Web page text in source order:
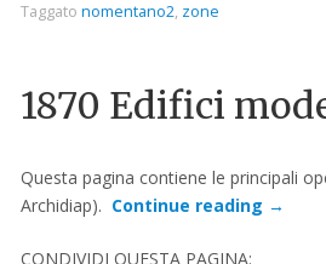
Taggato nomentano2, zone
1870 Edifici
Questa pagina contiene le principali
Archidiap). Continue reading →
CONDIVIDI QUESTA PAGINA: